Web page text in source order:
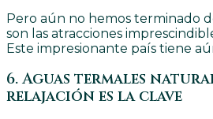
Pero aún no hemos terminado
son las atracciones
Este impresionante país tiene
6. Aguas termales
relajación es la clave